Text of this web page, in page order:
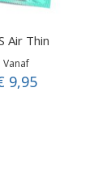
Air Thin
Vanaf
9,95